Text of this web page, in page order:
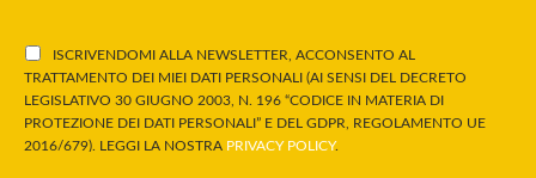
ISCRIVENDOMI ALLA NEWSLETTER, ACCONSENTO AL
TRATTAMENTO DEI MIEI DATI PERSONALI (AI SENSI DEL DECRETO
LEGISLATIVO 30 GIUGNO 2003, N. 196 “CODICE IN MATERIA DI
PROTEZIONE DEI DATI PERSONALI” E DEL GDPR, REGOLAMENTO UE
2016/679). LEGGI LA NOSTRA PRIVACY POLICY.